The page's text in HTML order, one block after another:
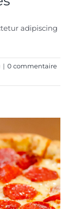
adipiscing
| 0 commentaire